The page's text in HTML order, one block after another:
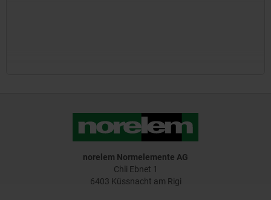
norelem Normelemente AG
Chli Ebnet 1
6403 Küssnacht am Rigi